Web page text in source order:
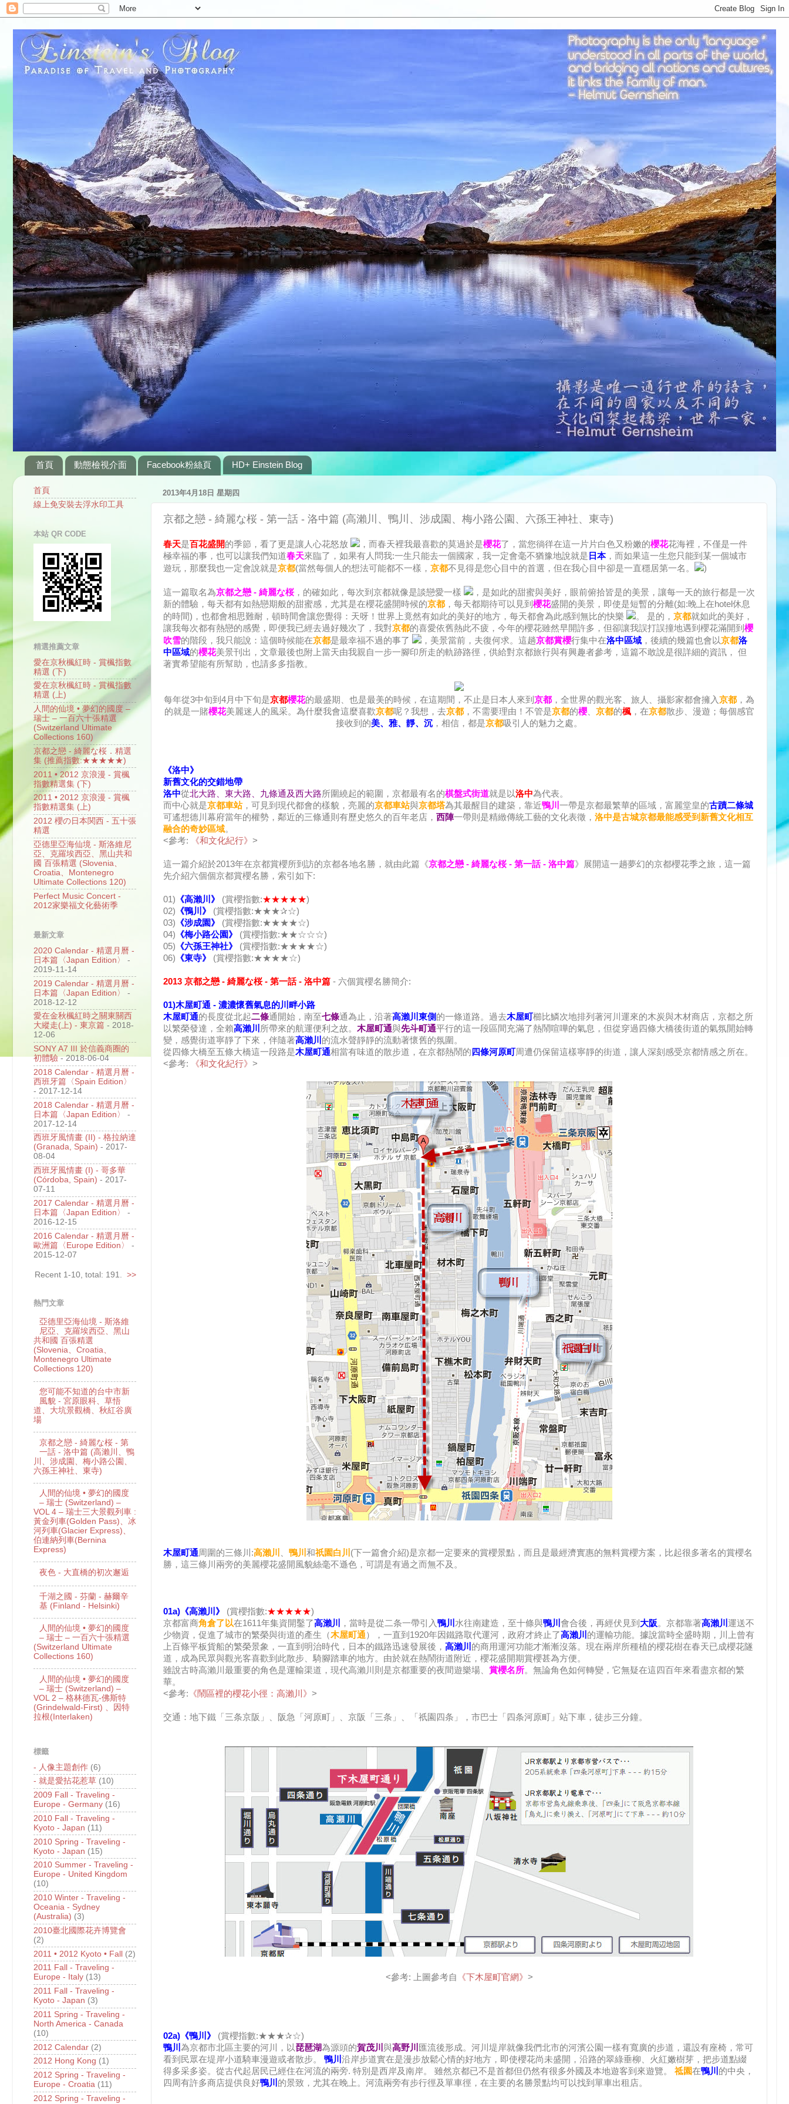
首頁 動態檢視介面 Facebook粉絲頁 HD+ Einstein Blog
2013年4月18日 星期四
京都之戀 - 綺麗な桜 - 第一話 - 洛中篇 (高瀨川、鴨川、涉成園、梅小路公園、六孫王神社、東寺)
春天是百花盛開的季節，看了更是讓人心花怒放 ，而春天裡我最喜歡的莫過於是櫻花了，當您徜徉在這一片片白色又粉嫩的櫻花花海裡，不僅是一件
極幸福的事，也可以讓我們知道春天來臨了，如果有人問我:一生只能去一個國家，我一定會毫不猶豫地說就是 日本，而如果這一生您只能到某一個城市
遊玩，那麼我也一定會說就是京都(當然每個人的想法可能都不一樣， 京都不見得是您心目中的首選，但在我心目中卻是一直穩居第一名。 )
這一篇取名為京都之戀 - 綺麗な桜，的確如此，每次到京都就像是談戀愛一樣
，是如此的甜蜜與美好，眼前俯拾皆是的美景，讓每一天的旅行都是一次
新的體驗，每天都有如熱戀期般的甜蜜感，尤其是在櫻花盛開時候的京都 ，每天都期待可以見到 櫻花盛開的美景，即使是短暫的分離(如:晚上在hotel休息
的時間)，也都會相思難耐，頓時間會讓您覺得：天呀！世界上竟然有如此的美好的地方，每天都會為此感到無比的快樂
。 是的， 京都就如此的美好，
讓我每次都有熱戀的感覺，即便我已經去過好幾次了，我對京都的喜愛依舊熱此不疲，今年的櫻花雖然早開許多，但卻讓我誤打誤撞地遇到櫻花滿開到 櫻
吹雪的階段，我只能說：這個時候能在京都是最幸福不過的事了 ，美景當前，夫復何求。這趟京都賞櫻行集中在洛中區域 ，後續的幾篇也會以京都洛
中區域的櫻花美景刊出，文章最後也附上當天由我親自一步一腳印所走的軌跡路徑，供給對京都旅行與有興趣者參考，這篇不敢說是很詳細的資訊， 但
著實希望能有所幫助，也請多多指教。
每年從3中旬到4月中下旬是京都櫻花的最盛期、也是最美的時候，在這期間，不止是日本人來到 京都 ，全世界的觀光客、旅人、攝影家都會擁入京都 ，為
的就是一賭櫻花美麗迷人的風采。為什麼我會這麼喜歡京都呢？我想，去京都，不需要理由！不管是京都的櫻、 京都的楓，在京都散步、漫遊；每個感官
接收到的美、雅、靜、沉 ，相信，都是京都吸引人的魅力之處。
《洛中》
新舊文化的交錯地帶
洛中從北大路、東大路、九條通及西大路所圍繞起的範圍，京都最有名的棋盤式街道就是以洛中為代表。
而中心就是京都車站，可見到現代都會的樣貌，亮麗的京都車站與京都塔為其最醒目的建築，靠近鴨川 一帶是京都最繁華的區域，富麗堂皇的古蹟二條城
可遙想德川幕府當年的權勢，鄰近的三條通則有歷史悠久的百年老店， 西陣一帶則是精緻傳統工藝的文化表徵， 洛中是古城京都最能感受到新舊文化相互
融合的奇妙區域。
<參考:
《和文化紀行》 >
這一篇介紹於2013年在京都賞櫻所到訪的京都各地名勝，就由此篇《京都之戀 - 綺麗な桜 - 第一話 - 洛中篇》展開這一趟夢幻的京都櫻花季之旅，這一篇
先介紹六個個京都賞櫻名勝，索引如下:
01) 《高瀨川》 (賞櫻指數:★★★★★)
02) 《鴨川》
(賞櫻指數:★★★✰☆)
03) 《涉成園》
(賞櫻指數:★★★★☆)
04) 《梅小路公園》
(賞櫻指數:★★☆☆☆)
05) 《六孫王神社》
(賞櫻指數:★★★★☆)
06) 《東寺》 (賞櫻指數:★★★★☆)
2013 京都之戀 - 綺麗な桜 - 第一話 - 洛中篇 - 六個賞櫻名勝簡介:
01)木屋町通 - 濃濃懷舊氣息的川畔小路
木屋町通的長度從北起二條通開始，南至七條通為止，沿著高瀨川東側的一條道路。過去木屋町櫛比鱗次地排列著河川運來的木炭與木材商店，京都之所
以繁榮發達，全賴高瀨川 所帶來的航運便利之故。 木屋町通與先斗町通平行的這一段區間充滿了熱鬧喧嘩的氣息，但從穿過四條大橋後街道的氣氛開始轉
變，感覺街道寧靜了下來，伴隨著高瀨川 的流水聲靜靜的流動著懷舊的氛圍。
從四條大橋至五條大橋這一段路是木屋町通相當有味道的散步道，在京都熱鬧的 四條河原町周遭仍保留這樣寧靜的街道，讓人深刻感受京都情感之所在。
<參考:
《和文化紀行》 >
木屋町通 周圍的三條川:高瀨川 鴨川 和祇園白川 (下一篇會介紹)是京都一定要來的賞櫻景點，而且是最經濟實惠的無料賞櫻方案，比起很多著名的賞櫻名
勝，這三條川兩旁的美麗櫻花盛開風貌絲毫不遜色，可謂是有過之而無不及。
01a)《高瀨川》 (賞櫻指數:★★★★★)
京都富商角倉了以在1611年集資開鑿了高瀨川 ，當時是從二条一帶引入鴨川 水往南建造，至十條與鴨川 會合後，再經伏見到 大阪。京都靠著高瀨川 運送不
少物資，促進了城市的繁榮與街道的產生（木屋町通），一直到1920年因鐵路取代運河，政府才終止了高瀨川 的運輸功能。據說當時全盛時期，川上曾有
上百條平板貨船的繁榮景象，一直到明治時代，日本的鐵路迅速發展後， 高瀨川 的商用運河功能才漸漸沒落。現在兩岸所種植的櫻花樹在春天已成櫻花隧
道，成為民眾與觀光客喜歡到此散步、騎腳踏車的地方。由於就在熱鬧街道附近，櫻花盛開期賞櫻甚為方便。
雖說古時高瀨川最重要的角色是運輸渠道，現代高瀨川則是京都重要的夜間遊樂場、 賞櫻名所。無論角色如何轉變，它無疑在這四百年來看盡京都的繁
華。
<參考: 《鬧區裡的櫻花小徑：高瀨川》 >
交通：地下鐵「三条京阪」、阪急「河原町」、京阪「三条」、「祇園四条」，市巴士「四条河原町」站下車，徒步三分鐘。
<參考: 上圖參考自 《下木屋町官網》 >
02a)《鴨川》
(賞櫻指數:★★★✰☆)
鴨川 為京都市北區主要的河川，以琵琶湖為源頭的賀茂川 與高野川
匯流後形成。河川堤岸就像我們北市的河濱公園一樣有寬廣的步道，還設有座椅，常可
看到民眾在堤岸小道騎車漫遊或者散步。 鴨川 沿岸步道實在是漫步放鬆心情的好地方，即使櫻花尚未盛開，沿路的翠綠垂柳、火紅嫩樹芽，把步道點綴
得多采多姿。從古代起居民已經住在河流的兩旁. 特別是西岸及南岸。 雖然京都已不是首都但仍然有很多外國及本地遊客到來遊覽。 祗園在鴨川 的中央，
四周有許多商店提供良好鴨川 的景致，尤其在晚上。河流兩旁有步行徑及單車徑，在主要的名勝景點均可以找到單車出租店。
首頁
線上免安裝去浮水印工具
本站 QR CODE
精選推薦文章
愛在京秋楓紅時 - 賞楓指數
精選 (下)
愛在京秋楓紅時 - 賞楓指數
精選 (上)
人間的仙境 • 夢幻的國度 –
瑞士 – 一百六十張精選
(Switzerland Ultimate
Collections 160)
京都之戀 - 綺麗な桜．精選
集 (推薦指數:★★★★★)
2011 • 2012 京浪漫 - 賞楓
指數精選集 (下)
2011 • 2012 京浪漫 - 賞楓
指數精選集 (上)
2012 櫻の日本関西 - 五十張
精選
亞德里亞海仙境 - 斯洛維尼
亞、克羅埃西亞、黑山共和
國 百張精選 (Slovenia、
Croatia、Montenegro
Ultimate Collections 120)
Perfect Music Concert -
2012家樂福文化藝術季
最新文章
2020 Calendar - 精選月曆 -
日本篇〈Japan Edition〉
-
2019-11-14
2019 Calendar - 精選月曆 -
日本篇〈Japan Edition〉
-
2018-12-12
愛在金秋楓紅時之關東關西
大縱走(上) - 東京篇 - 2018-
12-06
SONY A7 III 於信義商圈的
初體驗- 2018-06-04
2018 Calendar - 精選月曆 -
西班牙篇〈Spain Edition〉
- 2017-12-14
2018 Calendar - 精選月曆 -
日本篇〈Japan Edition〉
-
2017-12-14
西班牙風情畫 (II) - 格拉納達
(Granada, Spain) - 2017-
08-04
西班牙風情畫 (I) - 哥多華
(Córdoba, Spain) - 2017-
07-11
2017 Calendar - 精選月曆 -
日本篇〈Japan Edition〉
-
2016-12-15
2016 Calendar - 精選月曆 -
歐洲篇〈Europe Edition〉
-
2015-12-07
Recent 1-10, total: 191. >>
熱門文章
亞德里亞海仙境 - 斯洛維
尼亞、克羅埃西亞、黑山
共和國 百張精選
(Slovenia、Croatia、
Montenegro Ultimate
Collections 120)
您可能不知道的台中市新
風貌 - 宮原眼科、草悟
道、大坑景觀橋、秋紅谷廣
場
京都之戀 - 綺麗な桜 - 第
一話 - 洛中篇 (高瀨川、鴨
川、涉成園、梅小路公園、
六孫王神社、東寺)
人間的仙境 • 夢幻的國度
– 瑞士 (Switzerland) –
VOL 4 – 瑞士三大景觀列車 :
黃金列車(Golden Pass)、冰
河列車(Glacier Express)、
伯連納列車(Bernina
Express)
夜色 - 大直橋的初次邂逅
千湖之國 - 芬蘭 - 赫爾辛
基 (Finland - Helsinki)
人間的仙境 • 夢幻的國度
– 瑞士 – 一百六十張精選
(Switzerland Ultimate
Collections 160)
人間的仙境 • 夢幻的國度
– 瑞士 (Switzerland) –
VOL 2 – 格林德瓦-佛斯特
(Grindelwald-First) 、因特
拉根(Interlaken)
標籤
- 人像主題創作 (6)
- 就是愛拈花惹草 (10)
2009 Fall - Traveling -
Europe - Germany (16)
2010 Fall - Traveling -
Kyoto - Japan (11)
2010 Spring - Traveling -
Kyoto - Japan (15)
2010 Summer - Traveling -
Europe - United Kingdom
(10)
2010 Winter - Traveling -
Oceania - Sydney
(Australia) (3)
2010臺北國際花卉博覽會
(2)
2011 • 2012 Kyoto • Fall (2)
2011 Fall - Traveling -
Europe - Italy (13)
2011 Fall - Traveling -
Kyoto - Japan (3)
2011 Spring - Traveling -
North America - Canada
(10)
2012 Calendar (2)
2012 Hong Kong (1)
2012 Spring - Traveling -
Europe - Croatia (11)
2012 Spring - Traveling -